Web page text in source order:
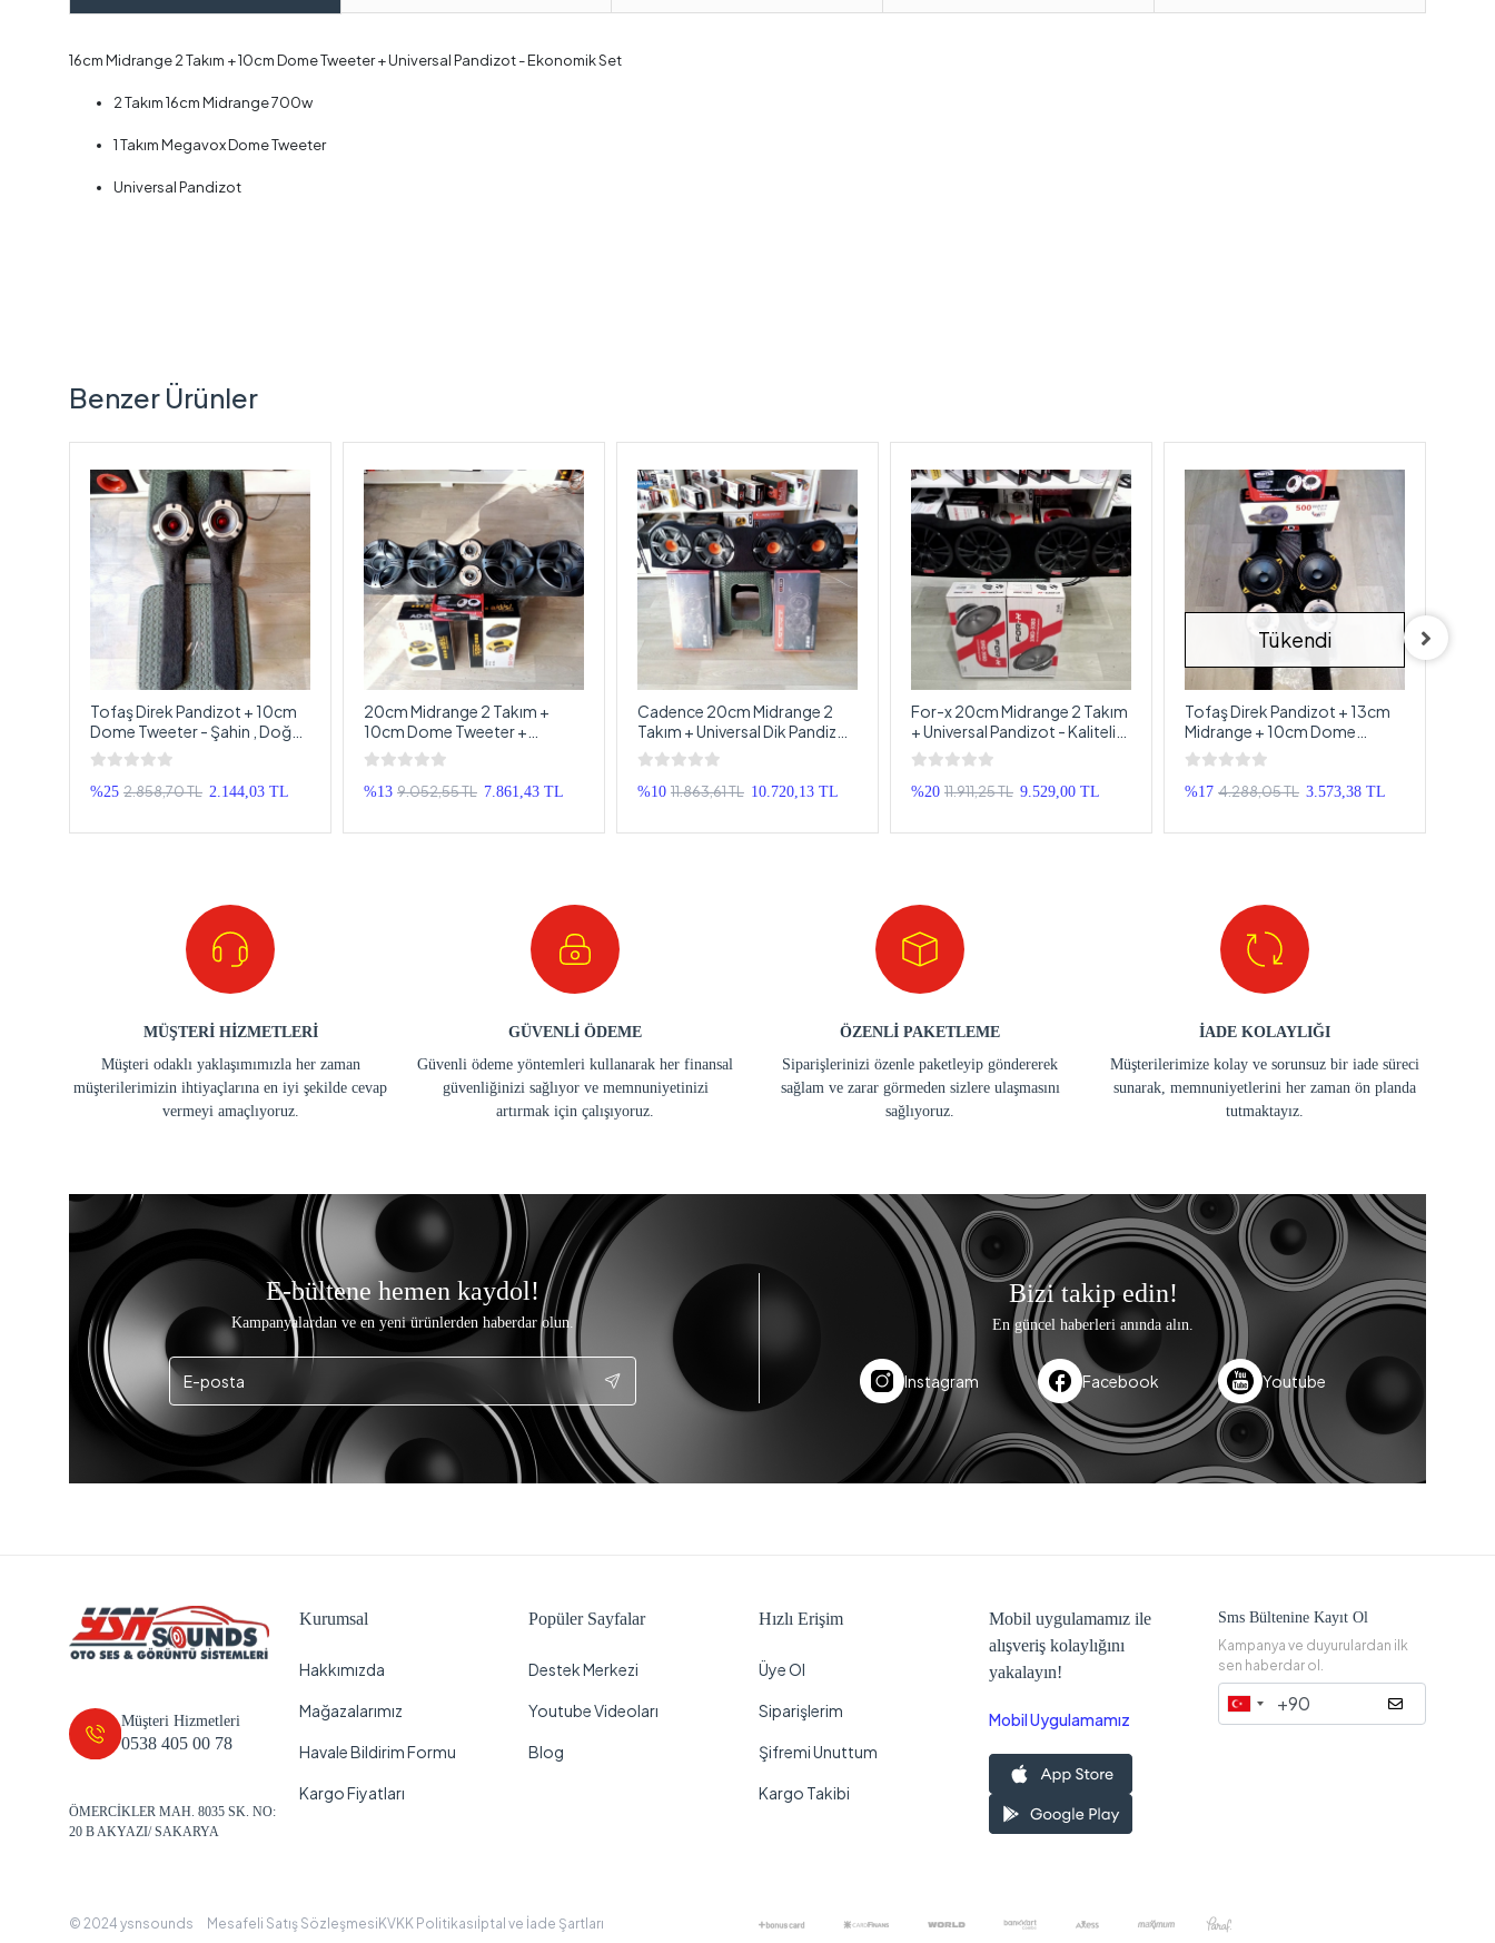
16cm Midrange 2 Takım + 10cm Dome Tweeter + Universal Pandizot - Ekonomik Set
2 Takım 16cm Midrange 700w
1 Takım Megavox Dome Tweeter
Universal Pandizot
Benzer Ürünler
Tofaş Direk Pandizot + 10cm
Dome Tweeter - Şahin , Doğan
Ön Direk Pandizot
%25 2.858,70 TL 2.144,03 TL
20cm Midrange 2 Takım +
10cm Dome Tweeter +
Universal Pandizot - Hazır Ses
Sistemi
%13 9.052,55 TL 7.861,43 TL
Cadence 20cm Midrange 2
Takım + Universal Dik Pandizot
- Kalite Arayanlara
%10 11.863,61 TL 10.720,13 TL
For-x 20cm Midrange 2 Takım
+ Universal Pandizot - Kaliteli
Hazır Tesisat
%20 11.911,25 TL 9.529,00 TL
Tükendi
Tofaş Direk Pandizot + 13cm
Midrange + 10cm Dome
Tweeter - Hazır Sistem
%17 4.288,05 TL 3.573,38 TL
MÜŞTERİ HİZMETLERİ
Müşteri odaklı yaklaşımımızla her zaman
müşterilerimizin ihtiyaçlarına en iyi şekilde cevap
vermeyi amaçlıyoruz.
GÜVENLİ ÖDEME
Güvenli ödeme yöntemleri kullanarak her finansal
güvenliğinizi sağlıyor ve memnuniyetinizi
artırmak için çalışıyoruz.
ÖZENLİ PAKETLEME
Siparişlerinizi özenle paketleyip göndererek
sağlam ve zarar görmeden sizlere ulaşmasını
sağlıyoruz.
İADE KOLAYLIĞI
Müşterilerimize kolay ve sorunsuz bir iade süreci
sunarak, memnuniyetlerini her zaman ön planda
tutmaktayız.
E-bültene hemen kaydol!
Kampanyalardan ve en yeni ürünlerden haberdar olun.
Bizi takip edin!
En güncel haberleri anında alın.
Instagram Facebook Youtube
Müşteri Hizmetleri
0538 405 00 78
ÖMERCİKLER MAH. 8035 SK. NO:
20 B AKYAZI/ SAKARYA
Kurumsal
Hakkımızda
Mağazalarımız
Havale Bildirim Formu
Kargo Fiyatları
Popüler Sayfalar
Destek Merkezi
Youtube Videoları
Blog
Hızlı Erişim
Üye Ol
Siparişlerim
Şifremi Unuttum
Kargo Takibi
Mobil uygulamamız ile
alışveriş kolaylığını
yakalayın!
Mobil Uygulamamız
Sms Bültenine Kayıt Ol
Kampanya ve duyurulardan ilk
sen haberdar ol.
© 2024 ysnsounds Mesafeli Satış Sözleşmesi KVKK Politikasıİptal ve İade Şartları